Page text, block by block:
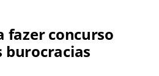
fazer concurso
burocracias